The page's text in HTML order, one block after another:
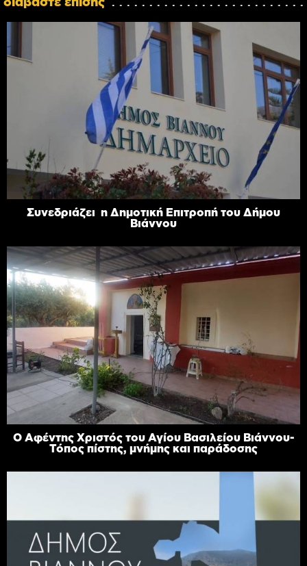
Συνεδριάζει η Δημοτική Επιτροπή του Δήμου
Βιάννου
Ο Αφέντης Χριστός του Αγίου Βασιλείου Βιάννου-
Τόπος πίστης, μνήμης και παράδοσης